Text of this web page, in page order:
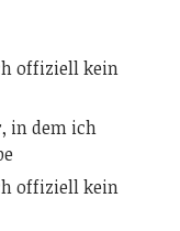
offiziell kein
in dem ich
offiziell kein